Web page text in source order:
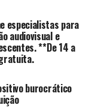
especialistas para
audiovisual e
**De 14 a
burocrático